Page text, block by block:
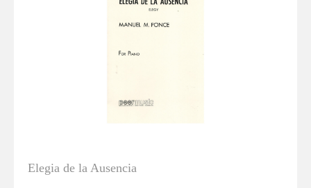
Elegia de la Ausencia